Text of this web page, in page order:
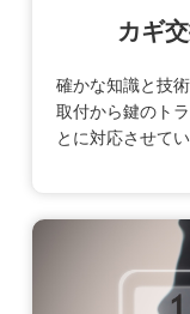
カギ
確かな知識と技
取付から鍵のト
とに対応させて